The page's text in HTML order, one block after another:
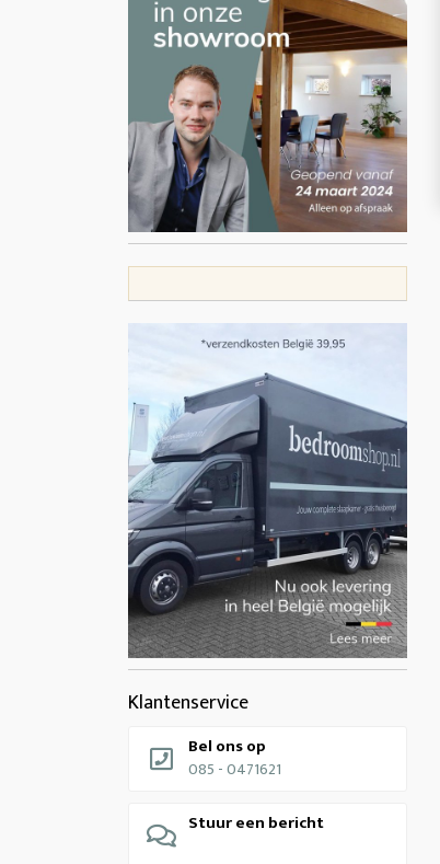
Klantenservice
Bel ons op
085 - 0471621
Stuur een bericht